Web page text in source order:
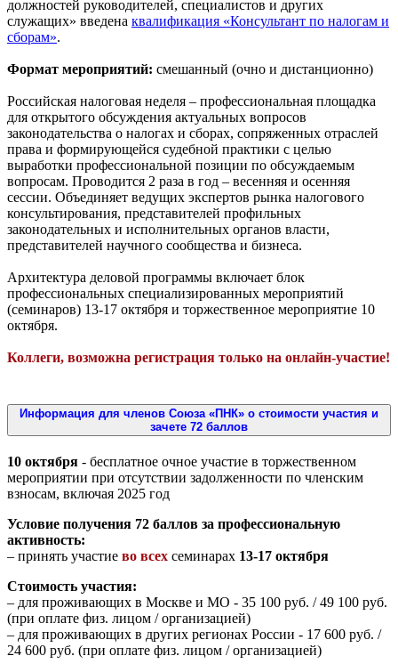
должностей руководителей, специалистов и других
служащих» введена квалификация «Консультант по налогам и
сборам».
Формат мероприятий: смешанный (очно и дистанционно)
Российская налоговая неделя – профессиональная площадка
для открытого обсуждения актуальных вопросов
законодательства о налогах и сборах, сопряженных отраслей
права и формирующейся судебной практики с целью
выработки профессиональной позиции по обсуждаемым
вопросам. Проводится 2 раза в год – весенняя и осенняя
сессии. Объединяет ведущих экспертов рынка налогового
консультирования, представителей профильных
законодательных и исполнительных органов власти,
представителей научного сообщества и бизнеса.
Архитектура деловой программы включает блок
профессиональных специализированных мероприятий
(семинаров) 13-17 октября и торжественное мероприятие 10
октября.
Коллеги, возможна регистрация только на онлайн-участие!
Информация для членов Союза «ПНК» о стоимости участия и
зачете 72 баллов
10 октября - бесплатное очное участие в торжественном
мероприятии при отсутствии задолженности по членским
взносам, включая 2025 год
Условие получения 72 баллов за профессиональную
активность:
– принять участие во всех семинарах 13-17 октября
Стоимость участия:
– для проживающих в Москве и МО - 35 100 руб. / 49 100 руб.
(при оплате физ. лицом / организацией)
– для проживающих в других регионах России - 17 600 руб. /
24 600 руб. (при оплате физ. лицом / организацией)